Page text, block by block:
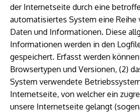
der Internetseite durch eine
automatisiertes System eine Reihe
Daten und Informationen. Diese
Informationen werden in den
gespeichert. Erfasst werden
Browsertypen und Versionen, (2)
System verwendete
Internetseite, von welcher ein
unsere Internetseite gelangt